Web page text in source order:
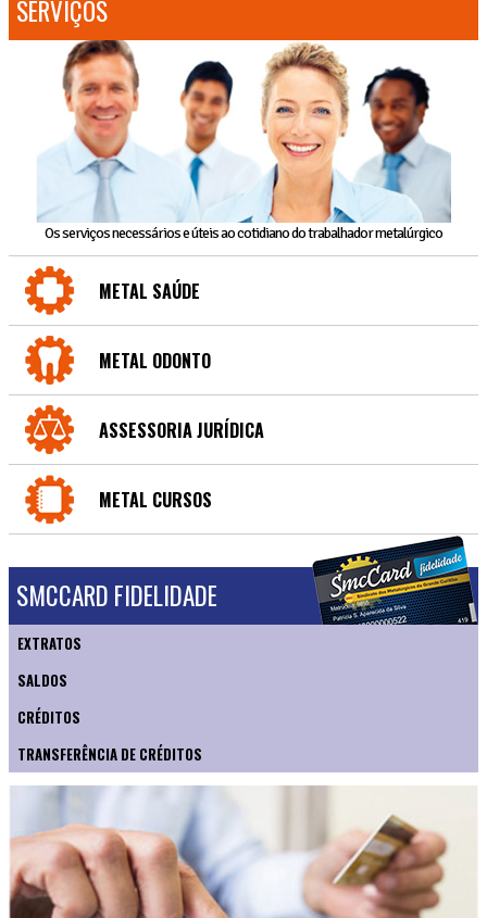
SERVIÇOS
Os serviços necessários e úteis ao cotidiano do trabalhador metalúrgico
METAL SAÚDE
METAL ODONTO
ASSESSORIA JURÍDICA
METAL CURSOS
SMCCARD FIDELIDADE
EXTRATOS
SALDOS
CRÉDITOS
TRANSFERÊNCIA DE CRÉDITOS